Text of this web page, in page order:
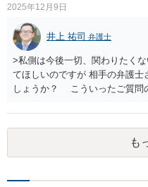
2025年12月9日
井上 祐司 弁護士
>私側は今後一切、関わりたく
てほしいのですが 相手の弁護
しょうか？ こういったご質問
には、ご質問のような懸念を払
示談書に記載するもののほか，
ないことを相互に確認する。」
です。 以上に加え、「本件に
も